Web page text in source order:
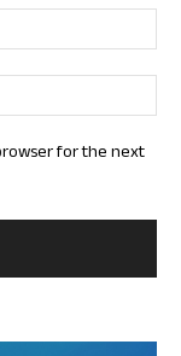
for the next